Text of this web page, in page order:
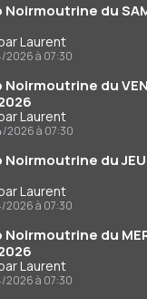
du
Laurent
2026 à 07:30
du
Laurent
2026 à 07:30
du
Laurent
2026 à 07:30
du
Laurent
2026 à 07:30